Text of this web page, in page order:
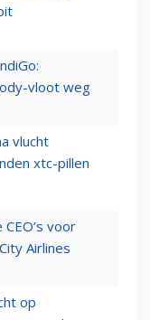
vloot weg
vlucht
xtc-pillen
voor
Airlines
op